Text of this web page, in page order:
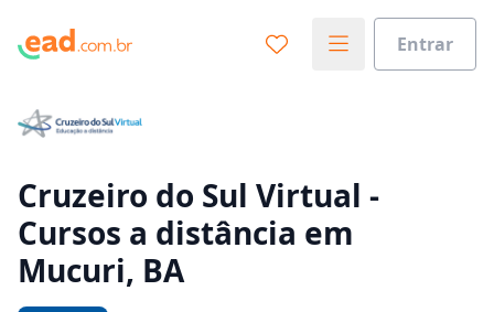
Entrar
Vamos te guiar no caminho ideal para seus estudos
Cruzeiro do Sul Virtual -
Cursos a distância em
Mucuri, BA